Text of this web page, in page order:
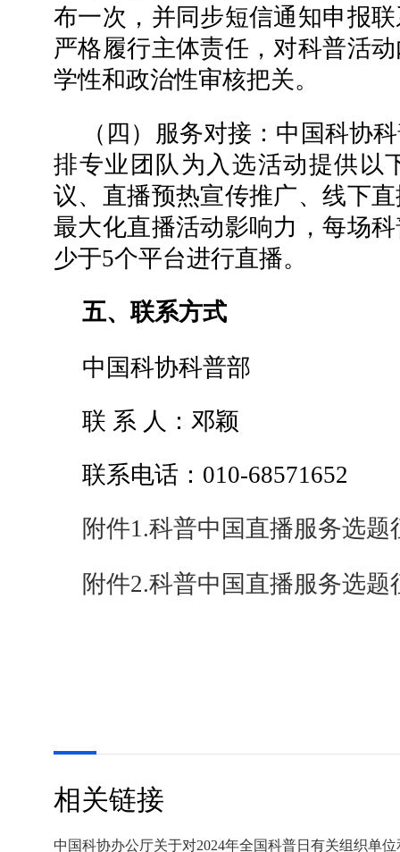
布一次，并同步短信通知申报
严格履行主体责任，对科普活
学性和政治性审核把关。
（四）服务对接：中国科协
排专业团队为入选活动提供以
议、直播预热宣传推广、线下
最大化直播活动影响力，每场
少于5个平台进行直播。
五、联系方式
中国科协科普部
联 系 人：邓颖
联系电话：010-68571652
附件1.科普中国直播服务选
附件2.科普中国直播服务选题
相关链接
中国科协办公厅关于对2024年全国科普日有关组织单